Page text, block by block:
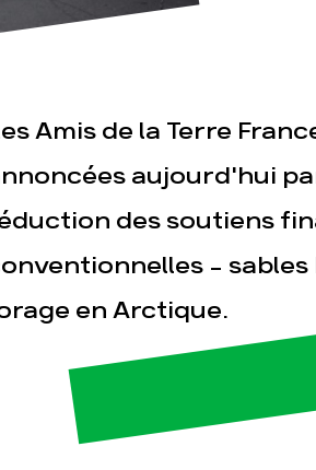
Publications
Amis de la Terre
aujourd'hui
des soutiens
-
en Arctique.